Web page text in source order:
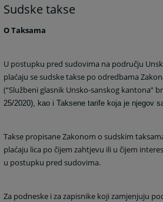
Sudske takse
O Taksama
U postupku pred sudovima na području
plaćaju se sudske takse po odredbama
(“Službeni glasnik Unsko-sanskog kantona”
25/2020), kao i Taksene tarife koja je njegov
Takse propisane Zakonom o sudskim
plaćaju lica po čijem zahtjevu ili u čijem
u postupku pred sudovima.
Za podneske i za zapisnike koji zamjenjuju